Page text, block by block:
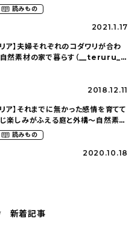
（__teruru__さん）
読みもの
2021.1.17
ア】夫婦それぞれのコダワリが合わ
自然素材の家で暮らす（__teruru__
2018.12.11
ア】それまでに無かった感情を育てて
楽しみがふえる庭と外構〜自然素材
さん）
読みもの
2020.10.18
新着記事